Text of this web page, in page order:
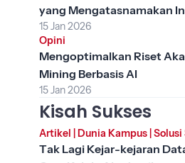
yang Mengatasnamakan
15 Jan 2026
Opini
Mengoptimalkan Riset
Mining Berbasis AI
15 Jan 2026
Kisah Sukses
Artikel Dunia Kampus| Solusi
Tak Lagi Kejar-kejaran